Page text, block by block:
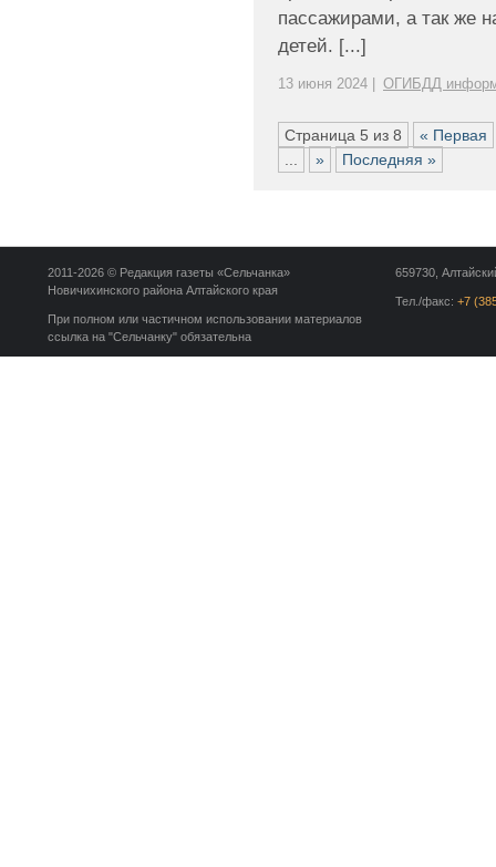
пассажирами, а так же
детей. [...]
13 июня 2024 | ОГИБДД
Страница 5 из 8
« Первая
» Последняя »
659730,
Тел./факс: +7
2011-2026 © Редакция газеты «Сельчанка»
Новичихинского района Алтайского края
При полном или частичном использовании материалов
ссылка на "Сельчанку" обязательна